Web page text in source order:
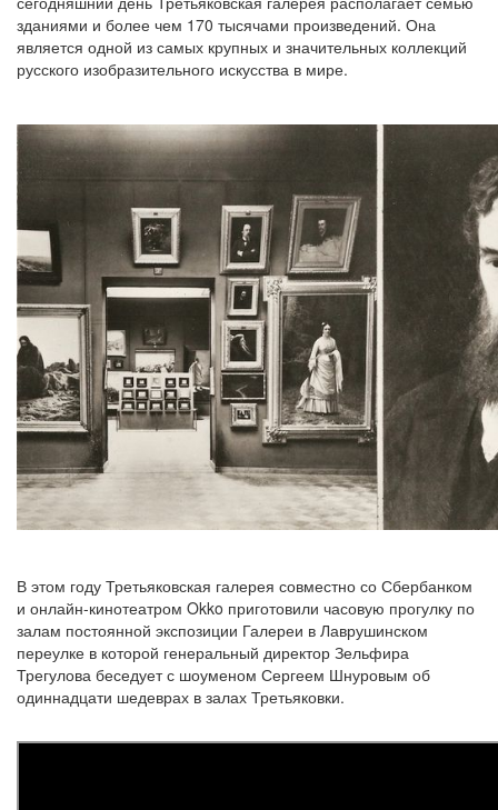
зданиями и более чем 170 тысячами произведений. Она
является одной из самых крупных и значительных коллекций
русского изобразительного искусства в мире.
В этом году Третьяковская галерея совместно со Сбербанком
и онлайн-кинотеатром Okko приготовили часовую прогулку по
залам постоянной экспозиции Галереи в Лаврушинском
переулке в которой генеральный директор Зельфира
Трегулова беседует с шоуменом Сергеем Шнуровым об
одиннадцати шедеврах в залах Третьяковки.